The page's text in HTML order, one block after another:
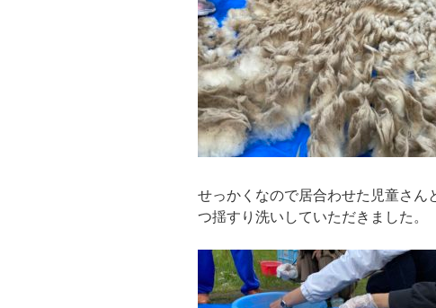
せっかくなので居合わせた児童さん
つ揺すり洗いしていただきました。